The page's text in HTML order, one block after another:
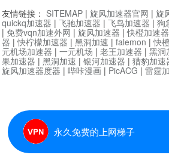
永久免费的上网梯子
友情链接： SITEMAP | 旋风加速器官网 | 旋
quickq加速器 | 飞驰加速器 | 飞鸟加速器 | 狗
| 免费vqn加速外网 | 旋风加速器 |快橙加速器
器 |快柠檬加速器 | 黑洞加速 | falemon |快
元机场加速器 | 一元机场 | 老王加速器 | 黑洞
果加速器 | 黑洞加速 | 银河加速器 | 猎豹加速
旋风加速器度器 | 哔咔漫画 | PicACG | 雷霆